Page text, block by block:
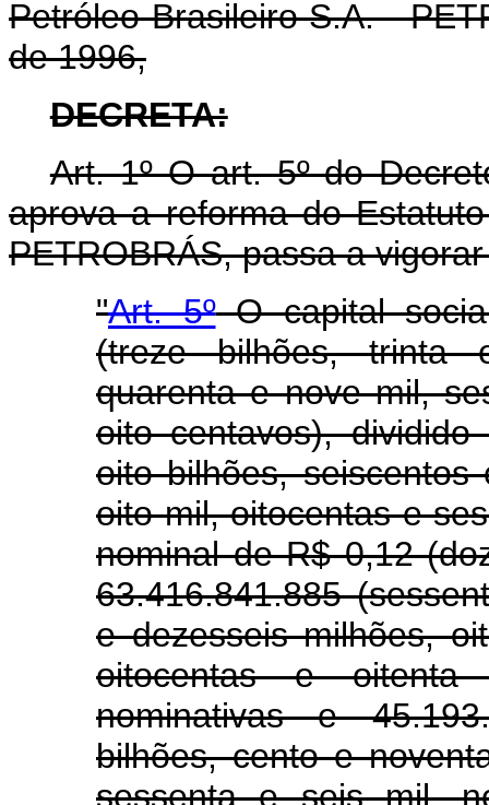
Petróleo Brasileiro S.A. -
de 1996,
DECRETA:
Art. 1º O art. 5º do
aprova a reforma do
PETROBRÁS, passa a
"Art. 5ºO capital
(treze bilhões, trinta
quarenta e nove mil,
oito centavos),
oito bilhões,
oito mil, oitocentas e
nominal de R$ 0,12
63.416.841.885
e dezesseis milhões,
oitocentas e
nominativas e
bilhões, cento e
sessenta e seis mil,